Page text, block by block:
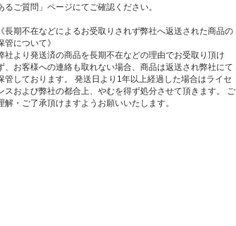
るご質問」ページにてご確認ください。
《長期不在などによるお受取りされず弊社へ返送された商品の
管について》
社より発送済の商品を長期不在などの理由でお受取り頂け
、お客様への連絡も取れない場合、商品は返送され弊社にて
管しております。 発送日より1年以上経過した場合はライセ
スおよび弊社の都合上、やむを得ず処分させて頂きます。 ご
解・ご了承頂けますようお願いいたします。